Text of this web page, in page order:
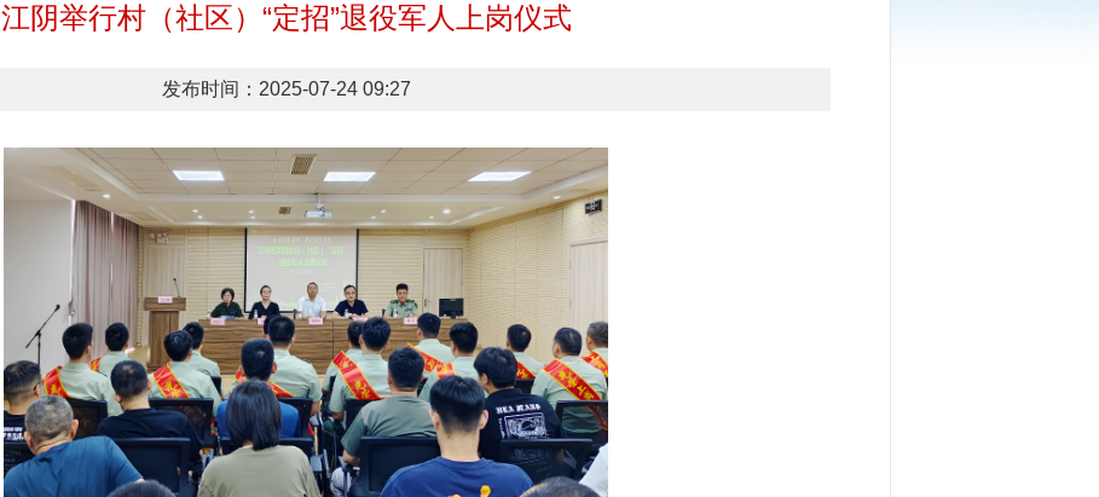
江阴举行村（社区）“定招”退役军人上岗仪式
发布时间：2025-07-24 09:27